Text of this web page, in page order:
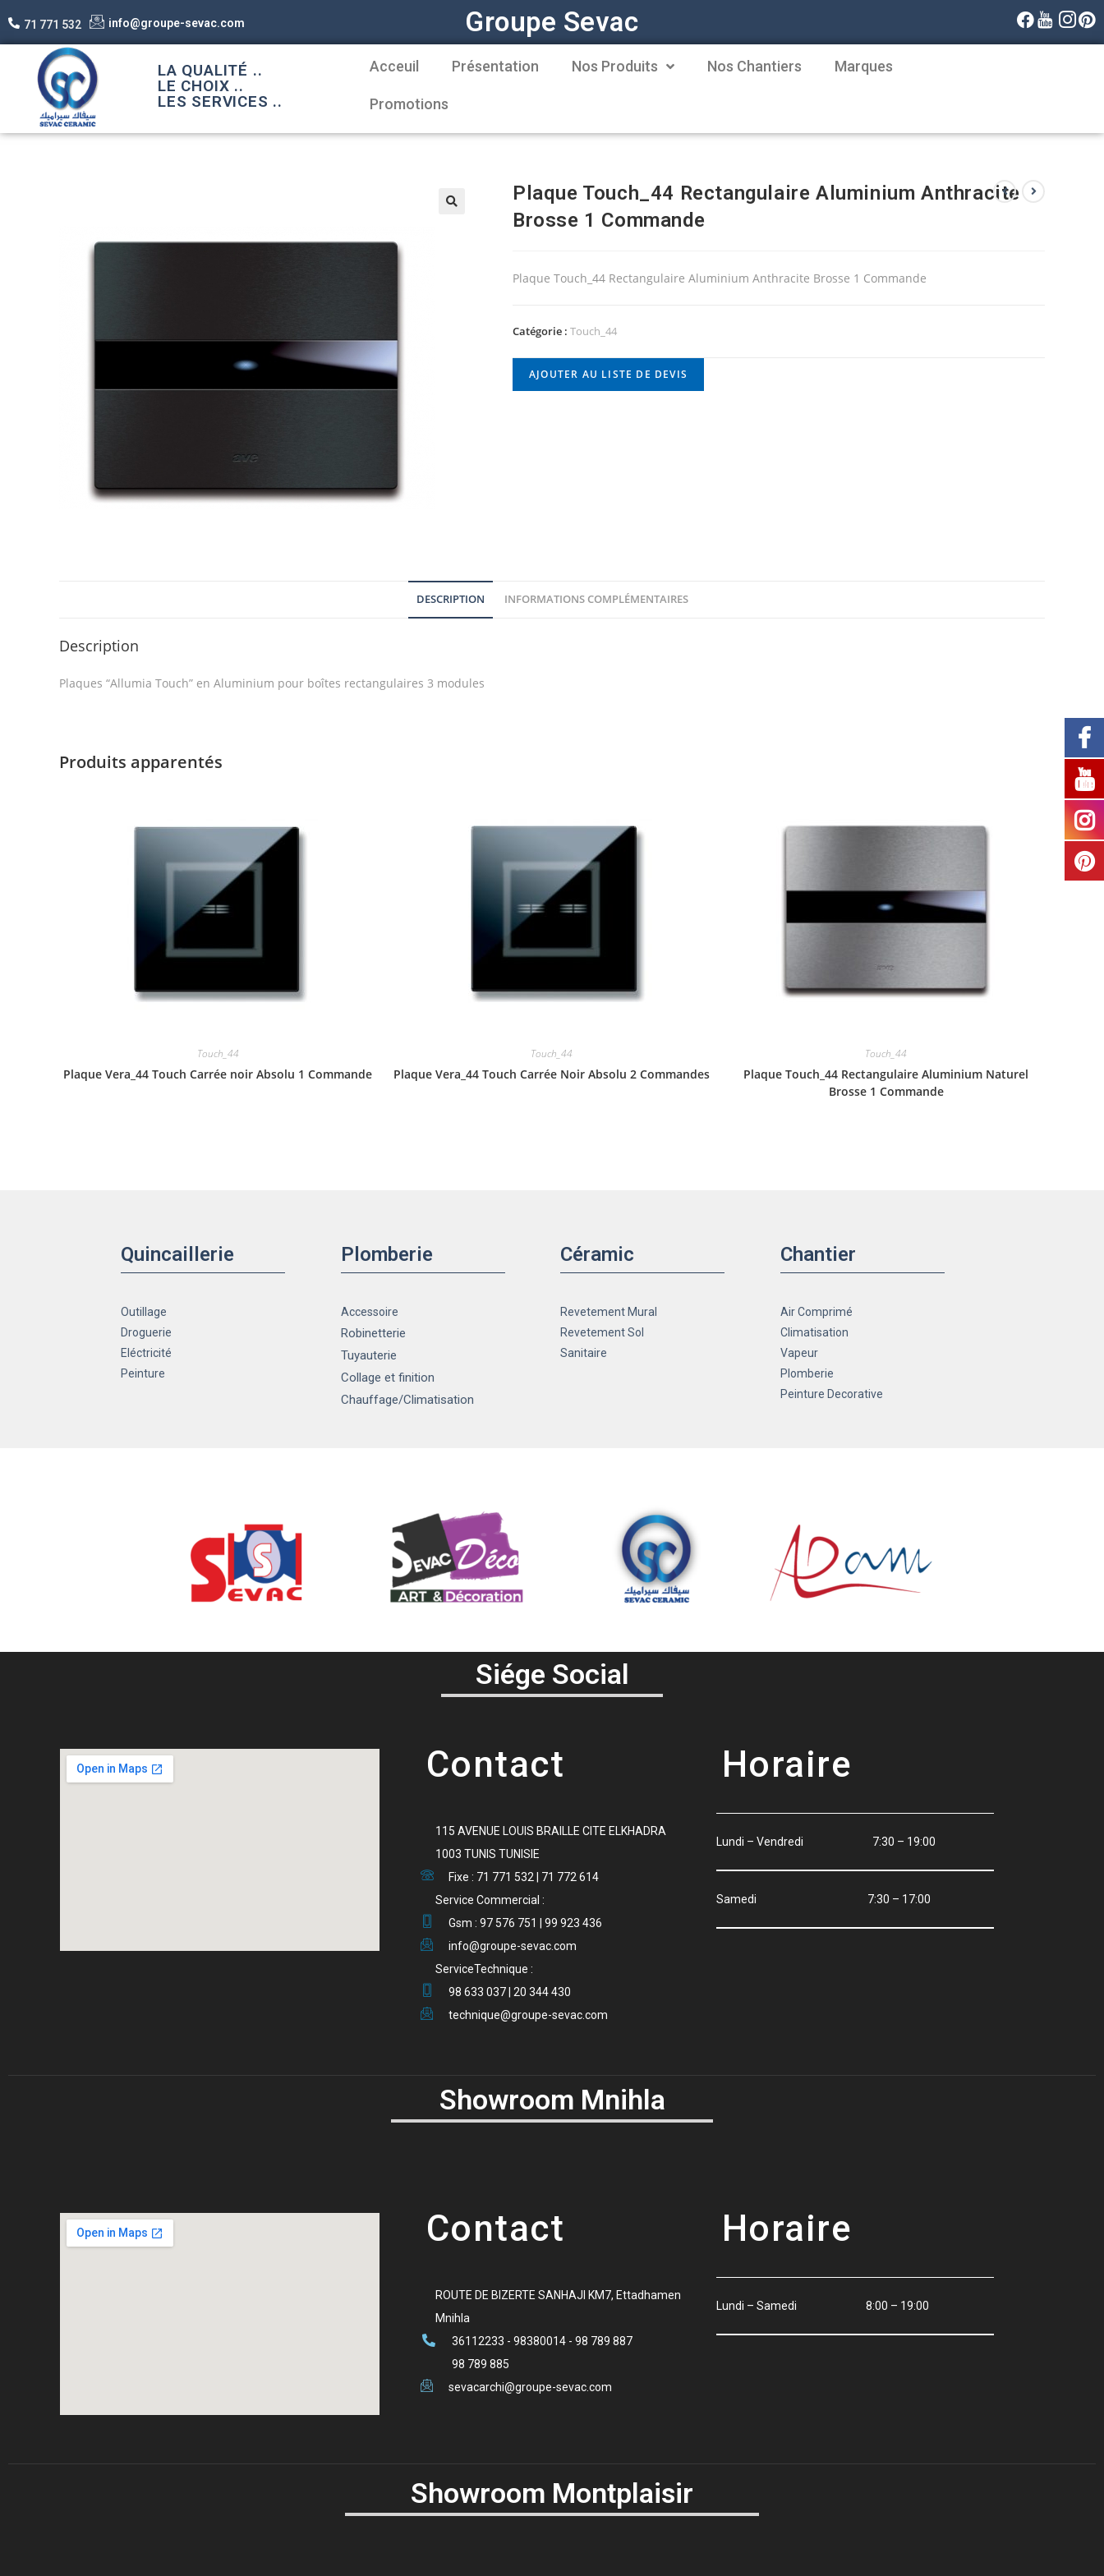
71 771 532 info@groupe-sevac.com Groupe Sevac
LA QUALITÉ ..
LE CHOIX ..
LES SERVICES ..
Acceuil Présentation Nos Produits Nos Chantiers Marques
Promotions
Plaque Touch_44 Rectangulaire Aluminium Anthracite
Brosse 1 Commande
Plaque Touch_44 Rectangulaire Aluminium Anthracite Brosse 1 Commande
Catégorie : Touch_44
AJOUTER AU LISTE DE DEVIS
DESCRIPTION INFORMATIONS COMPLÉMENTAIRES
Description
Plaques “Allumia Touch” en Aluminium pour boîtes rectangulaires 3 modules
Produits apparentés
Touch_44
Plaque Vera_44 Touch Carrée noir Absolu 1 Commande
Touch_44
Plaque Vera_44 Touch Carrée Noir Absolu 2 Commandes
Touch_44
Plaque Touch_44 Rectangulaire Aluminium Naturel
Brosse 1 Commande
Quincaillerie
Outillage
Droguerie
Eléctricité
Peinture
Plomberie
Accessoire
Robinetterie
Tuyauterie
Collage et finition
Chauffage/Climatisation
Céramic
Revetement Mural
Revetement Sol
Sanitaire
Chantier
Air Comprimé
Climatisation
Vapeur
Plomberie
Peinture Decorative
Siége Social
Contact
115 AVENUE LOUIS BRAILLE CITE ELKHADRA
1003 TUNIS TUNISIE
Fixe : 71 771 532 | 71 772 614
Service Commercial :
Gsm : 97 576 751 | 99 923 436
info@groupe-sevac.com
ServiceTechnique :
98 633 037 | 20 344 430
technique@groupe-sevac.com
Horaire
Lundi – Vendredi 7:30 – 19:00
Samedi 7:30 – 17:00
Showroom Mnihla
Contact
ROUTE DE BIZERTE SANHAJI KM7, Ettadhamen
Mnihla
36112233 - 98380014 - 98 789 887
98 789 885
sevacarchi@groupe-sevac.com
Horaire
Lundi – Samedi 8:00 – 19:00
Showroom Montplaisir